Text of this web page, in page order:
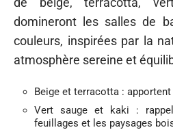
domineront les salles de
couleurs, inspirées par la
atmosphère sereine et
Beige et terracotta :
Vert sauge et kaki :
feuillages et les paysages